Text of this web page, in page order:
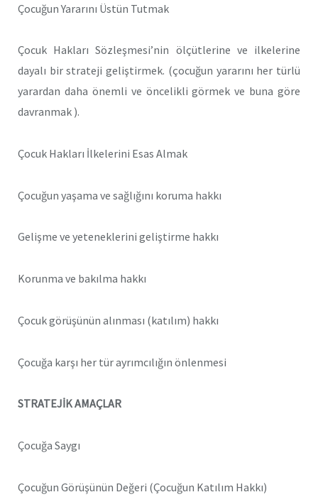
Çocuğun Yararını Üstün Tutmak
Çocuk Hakları Sözleşmesi’nin ölçütlerine ve ilkelerine
dayalı bir strateji geliştirmek. (çocuğun yararını her türlü
yarardan daha önemli ve öncelikli görmek ve buna göre
davranmak ).
Çocuk Hakları İlkelerini Esas Almak
Çocuğun yaşama ve sağlığını koruma hakkı
Gelişme ve yeteneklerini geliştirme hakkı
Korunma ve bakılma hakkı
Çocuk görüşünün alınması (katılım) hakkı
Çocuğa karşı her tür ayrımcılığın önlenmesi
STRATEJİK AMAÇLAR
Çocuğa Saygı
Çocuğun Görüşünün Değeri (Çocuğun Katılım Hakkı)